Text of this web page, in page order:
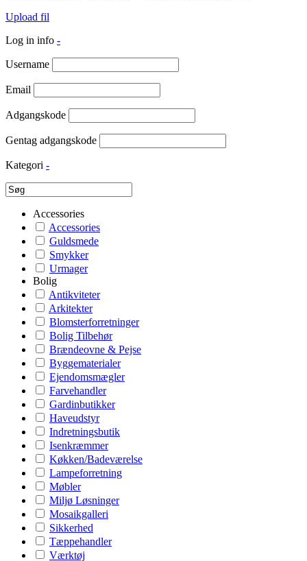
Upload fil
Log in info -
Username
Email
Adgangskode
Gentag adgangskode
Kategori -
Accessories
Accessories
Guldsmede
Smykker
Urmager
Bolig
Antikviteter
Arkitekter
Blomsterforretninger
Bolig Tilbehør
Brændeovne & Pejse
Byggematerialer
Ejendomsmægler
Farvehandler
Gardinbutikker
Haveudstyr
Indretningsbutik
Isenkræmmer
Køkken/Badeværelse
Lampeforretning
Møbler
Miljø Løsninger
Mosaikgalleri
Sikkerhed
Tæppehandler
Værktøj